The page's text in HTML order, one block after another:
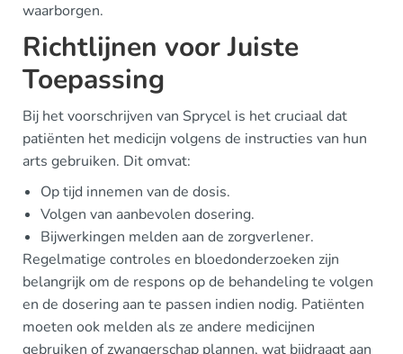
waarborgen.
Richtlijnen voor Juiste
Toepassing
Bij het voorschrijven van Sprycel is het cruciaal dat
patiënten het medicijn volgens de instructies van hun
arts gebruiken. Dit omvat:
Op tijd innemen van de dosis.
Volgen van aanbevolen dosering.
Bijwerkingen melden aan de zorgverlener.
Regelmatige controles en bloedonderzoeken zijn
belangrijk om de respons op de behandeling te volgen
en de dosering aan te passen indien nodig. Patiënten
moeten ook melden als ze andere medicijnen
gebruiken of zwangerschap plannen, wat bijdraagt aan